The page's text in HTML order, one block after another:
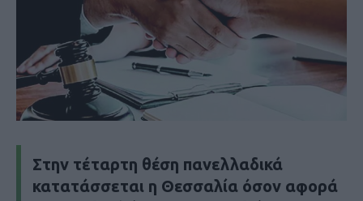
Στην τέταρτη θέση πανελλαδικά
κατατάσσεται η Θεσσαλία όσον αφορά